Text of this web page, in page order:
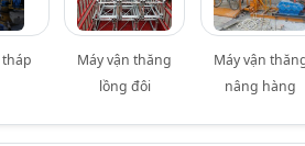
tháp
Máy vận thăng
lồng đôi
Máy vận
nâng hàng